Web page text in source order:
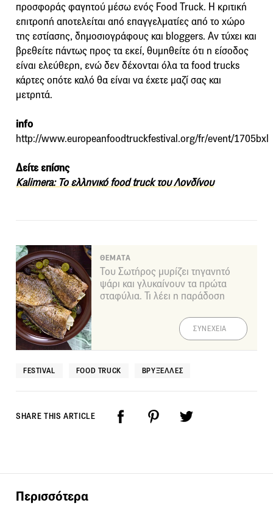
προσφοράς φαγητού μέσω ενός Food Truck. Η κριτική
επιτροπή αποτελείται από επαγγελματίες από το χώρο
της εστίασης, δημοσιογράφους και bloggers. Αν τύχει και
βρεθείτε πάντως προς τα εκεί, θυμηθείτε ότι η είσοδος
είναι ελεύθερη, ενώ δεν δέχονται όλα τα food trucks
κάρτες οπότε καλό θα είναι να έχετε μαζί σας και
μετρητά.
info
http://www.europeanfoodtruckfestival.org/fr/event/1705bxl
Δείτε επίσης
Kalimera: Το ελληνικό food truck του Λονδίνου
ΘΕΜΑΤΑ
Του Σωτήρος μυρίζει τηγανητό
ψάρι και γλυκαίνουν τα πρώτα
σταφύλια. Τι λέει η παράδοση
ΣΥΝΕΧΕΙΑ
FESTIVAL FOOD TRUCK ΒΡΥΞΈΛΛΕΣ
SHARE THIS ARTICLE
Περισσότερα